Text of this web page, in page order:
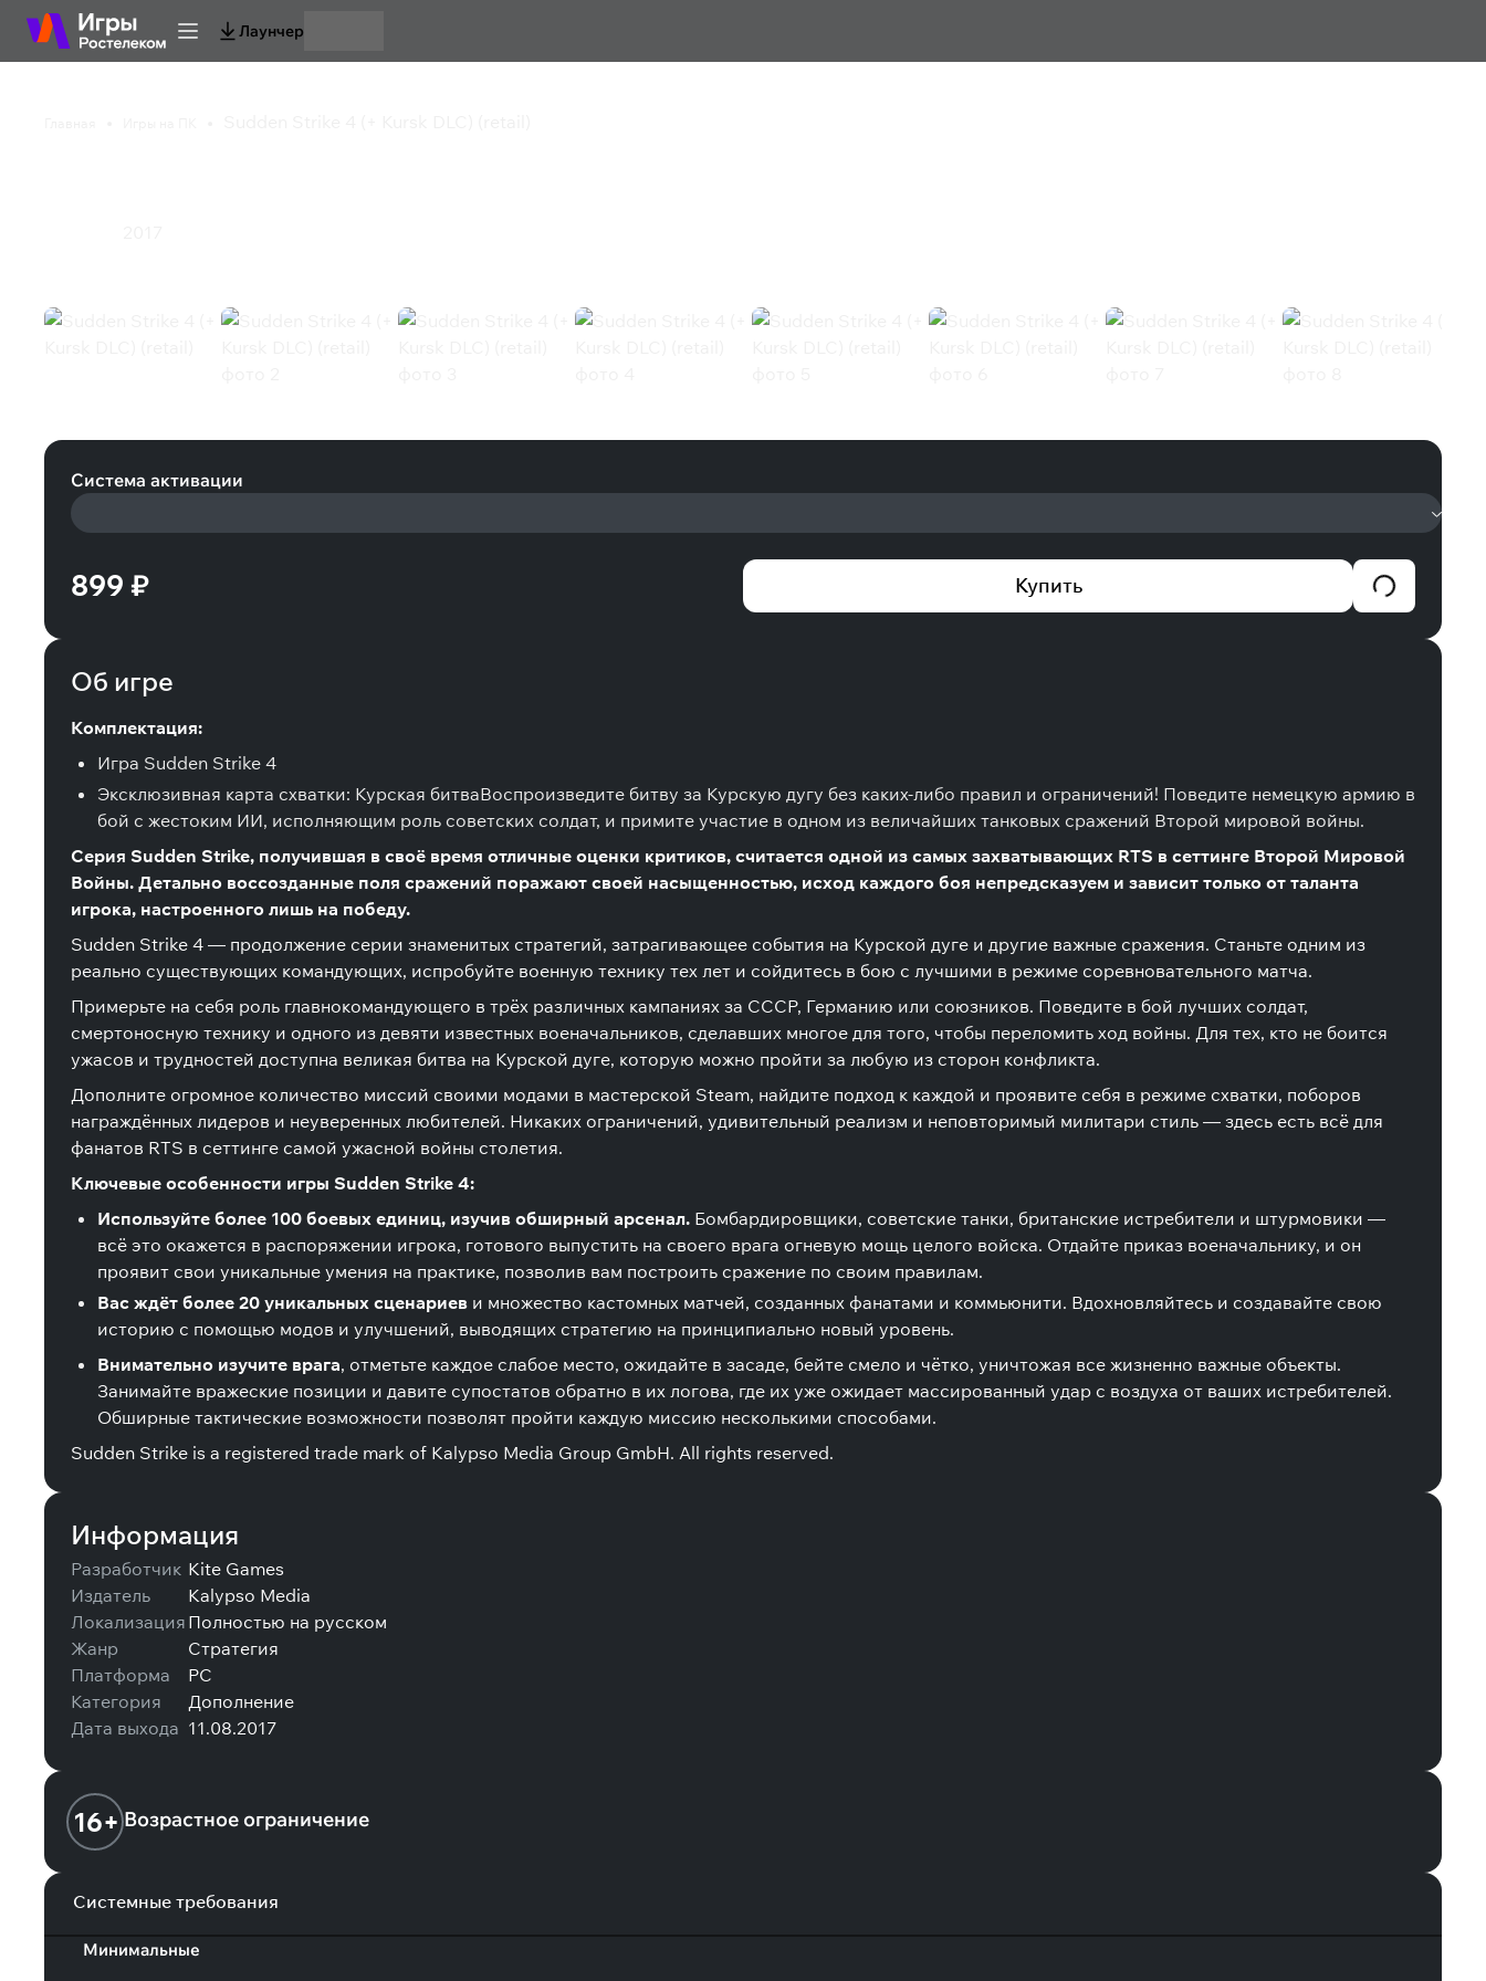
Лаунчер
Система активации
899 ₽ Купить
Об игре
Комплектация:
Игра Sudden Strike 4
Эксклюзивная карта схватки: Курская битваВоспроизведите битву за Курскую дугу без каких-либо правил и ограничений! Поведите немецкую армию в
бой с жестоким ИИ, исполняющим роль советских солдат, и примите участие в одном из величайших танковых сражений Второй мировой войны.
Серия Sudden Strike, получившая в своё время отличные оценки критиков, считается одной из самых захватывающих RTS в сеттинге Второй Мировой
Войны. Детально воссозданные поля сражений поражают своей насыщенностью, исход каждого боя непредсказуем и зависит только от таланта
игрока, настроенного лишь на победу.
Sudden Strike 4 — продолжение серии знаменитых стратегий, затрагивающее события на Курской дуге и другие важные сражения. Станьте одним из
реально существующих командующих, испробуйте военную технику тех лет и сойдитесь в бою с лучшими в режиме соревновательного матча.
Примерьте на себя роль главнокомандующего в трёх различных кампаниях за СССР, Германию или союзников. Поведите в бой лучших солдат,
смертоносную технику и одного из девяти известных военачальников, сделавших многое для того, чтобы переломить ход войны. Для тех, кто не боится
ужасов и трудностей доступна великая битва на Курской дуге, которую можно пройти за любую из сторон конфликта.
Дополните огромное количество миссий своими модами в мастерской Steam, найдите подход к каждой и проявите себя в режиме схватки, поборов
награждённых лидеров и неуверенных любителей. Никаких ограничений, удивительный реализм и неповторимый милитари стиль — здесь есть всё для
фанатов RTS в сеттинге самой ужасной войны столетия.
Ключевые особенности игры Sudden Strike 4:
Используйте более 100 боевых единиц, изучив обширный арсенал. Бомбардировщики, советские танки, британские истребители и штурмовики —
всё это окажется в распоряжении игрока, готового выпустить на своего врага огневую мощь целого войска. Отдайте приказ военачальнику, и он
проявит свои уникальные умения на практике, позволив вам построить сражение по своим правилам.
Вас ждёт более 20 уникальных сценариев и множество кастомных матчей, созданных фанатами и коммьюнити. Вдохновляйтесь и создавайте свою
историю с помощью модов и улучшений, выводящих стратегию на принципиально новый уровень.
Внимательно изучите врага, отметьте каждое слабое место, ожидайте в засаде, бейте смело и чётко, уничтожая все жизненно важные объекты.
Занимайте вражеские позиции и давите супостатов обратно в их логова, где их уже ожидает массированный удар с воздуха от ваших истребителей.
Обширные тактические возможности позволят пройти каждую миссию несколькими способами.
Sudden Strike is a registered trade mark of Kalypso Media Group GmbH. All rights reserved.
Информация
Разработчик Kite Games
Издатель
Kalypso Media
Локализация Полностью на русском
Жанр
Стратегия
Платформа
PC
Категория
Дополнение
Дата выхода 11.08.2017
16+ Возрастное ограничение
Системные требования
Минимальные